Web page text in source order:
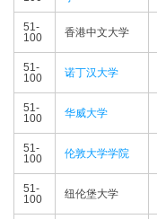
51-
100
香港中文大学
51-
100
诺丁汉大学
51-
100
华威大学
51-
100
伦敦大学学院
51-
100
纽伦堡大学